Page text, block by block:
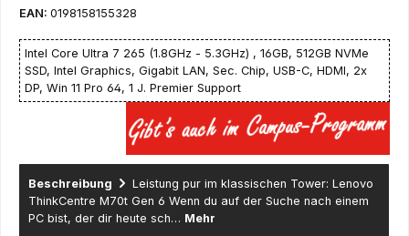
EAN: 0198158155328
Intel Core Ultra 7 265 (1.8GHz - 5.3GHz) , 16GB, 512GB NVMe
SSD, Intel Graphics, Gigabit LAN, Sec. Chip, USB-C, HDMI, 2x
DP, Win 11 Pro 64, 1 J. Premier Support
Beschreibung
Leistung pur im klassischen Tower: Lenovo
ThinkCentre M70t Gen 6 Wenn du auf der Suche nach einem
PC bist, der dir heute sch… Mehr